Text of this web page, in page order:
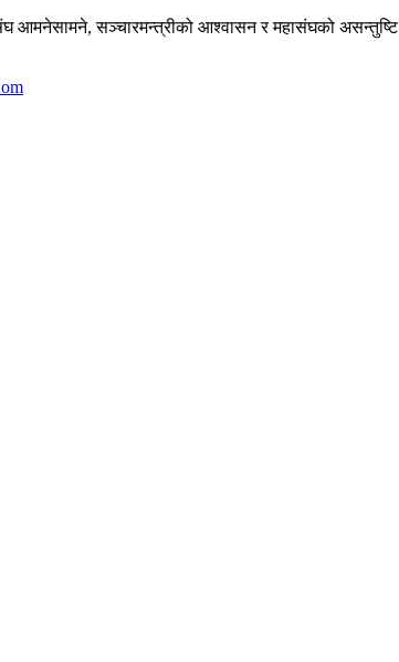
आमनेसामने, सञ्चारमन्त्रीको आश्वासन र महासंघको असन्तुष्टि